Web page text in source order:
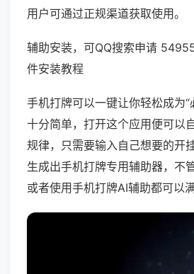
用户可通过正规渠道获取使用。
辅助安装，可QQ搜索申请
件安装教程
手机打牌可以一键让你轻松成为“
十分简单，打开这个应用便可以
规律，只需要输入自己想要的开
生成出手机打牌专用辅助器，不
或者使用手机打牌AI辅助都可以满